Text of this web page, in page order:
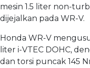
mesin 1.5 liter non-
dijejalkan pada WR-V.
Honda WR-V
liter i-VTEC DOHC,
dan torsi puncak 145